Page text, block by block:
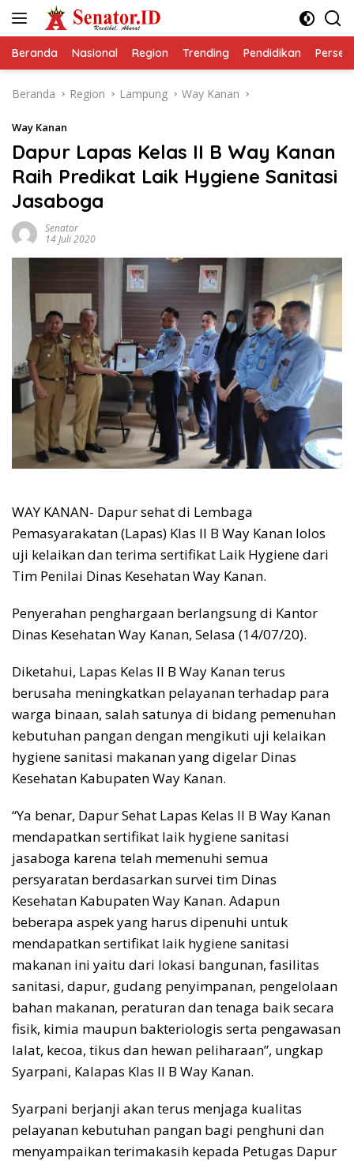
Beranda Nasional Region Trending Pendidikan
Beranda Region Lampung Way Kanan
Way Kanan
Dapur Lapas Kelas II B Way Kanan
Raih Predikat Laik Hygiene Sanitasi
Jasaboga
Senator
14 Juli 2020
WAY KANAN- Dapur sehat di Lembaga
Pemasyarakatan (Lapas) Klas II B Way Kanan lolos
uji kelaikan dan terima sertifikat Laik Hygiene dari
Tim Penilai Dinas Kesehatan Way Kanan.
Penyerahan penghargaan berlangsung di Kantor
Dinas Kesehatan Way Kanan, Selasa (14/07/20).
Diketahui, Lapas Kelas II B Way Kanan terus
berusaha meningkatkan pelayanan terhadap para
warga binaan, salah satunya di bidang pemenuhan
kebutuhan pangan dengan mengikuti uji kelaikan
hygiene sanitasi makanan yang digelar Dinas
Kesehatan Kabupaten Way Kanan.
“Ya benar, Dapur Sehat Lapas Kelas II B Way Kanan
mendapatkan sertifikat laik hygiene sanitasi
jasaboga karena telah memenuhi semua
persyaratan berdasarkan survei tim Dinas
Kesehatan Kabupaten Way Kanan. Adapun
beberapa aspek yang harus dipenuhi untuk
mendapatkan sertifikat laik hygiene sanitasi
makanan ini yaitu dari lokasi bangunan, fasilitas
sanitasi, dapur, gudang penyimpanan, pengelolaan
bahan makanan, peraturan dan tenaga baik secara
fisik, kimia maupun bakteriologis serta pengawasan
lalat, kecoa, tikus dan hewan peliharaan”, ungkap
Syarpani, Kalapas Klas II B Way Kanan.
Syarpani berjanji akan terus menjaga kualitas
pelayanan kebutuhan pangan bagi penghuni dan
menyampaikan terimakasih kepada Petugas Dapur